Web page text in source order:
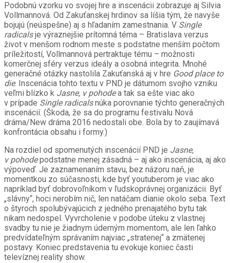
Podobnú vzorku vo svojej hre a inscenácii zobrazuje aj Silvia
Vollmannová. Od Zakuťanskej hrdinov sa líšia tým, že navyše
bojujú (neúspešne) aj s hľadaním zamestnania. V Single
radicalsje výraznejšie prítomná téma – Bratislava verzus
život v menšom rodnom meste s podstatne menším počtom
príležitostí, Vollmannová pertraktuje tému – možnosti
komerčnej sféry verzus ideály a osobná integrita. Mnohé
generačné otázky nastolila Zakuťanská aj v hre Good place to
die. Inscenácia tohto textu v PND je dátumom svojho vzniku
veľmi blízko k Jasne, v pohodea tak sa ešte viac ako
v prípade Single radicalsnúka porovnanie týchto generačných
inscenácií. (Škoda, že sa do programu festivalu Nová
dráma/New dráma 2016 nedostali obe. Bola by to zaujímavá
konfrontácia obsahu i formy.)
Na rozdiel od spomenutých inscenácií PND je Jasne,
v pohodepodstatne menej zásadná – aj ako inscenácia, aj ako
výpoveď. Je zaznamenaním stavu, bez názoru naň, je
momentkou zo súčasnosti, kde byť youtuberom je viac ako
napríklad byť dobrovoľníkom v ľudskoprávnej organizácii. Byť
„slávny“, hoci nerobím nič, len natáčam dianie okolo seba. Text
o štyroch spolubývajúcich z jedného prenajatého bytu tak
nikam nedospel. Vyvrcholenie v podobe úteku z vlastnej
svadby tu nie je žiadnym úderným momentom, ale len ľahko
predvídateľným správaním najviac „stratenej“ a zmätenej
postavy. Koniec predstavenia tu evokuje koniec časti
televíznej reality show.